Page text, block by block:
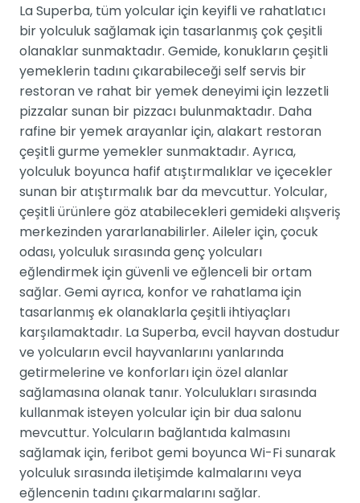
La Superba, tüm yolcular için keyifli ve rahatlatıcı
bir yolculuk sağlamak için tasarlanmış çok çeşitli
olanaklar sunmaktadır. Gemide, konukların çeşitli
yemeklerin tadını çıkarabileceği self servis bir
restoran ve rahat bir yemek deneyimi için lezzetli
pizzalar sunan bir pizzacı bulunmaktadır. Daha
rafine bir yemek arayanlar için, alakart restoran
çeşitli gurme yemekler sunmaktadır. Ayrıca,
yolculuk boyunca hafif atıştırmalıklar ve içecekler
sunan bir atıştırmalık bar da mevcuttur. Yolcular,
çeşitli ürünlere göz atabilecekleri gemideki alışveriş
merkezinden yararlanabilirler. Aileler için, çocuk
odası, yolculuk sırasında genç yolcuları
eğlendirmek için güvenli ve eğlenceli bir ortam
sağlar. Gemi ayrıca, konfor ve rahatlama için
tasarlanmış ek olanaklarla çeşitli ihtiyaçları
karşılamaktadır. La Superba, evcil hayvan dostudur
ve yolcuların evcil hayvanlarını yanlarında
getirmelerine ve konforları için özel alanlar
sağlamasına olanak tanır. Yolculukları sırasında
kullanmak isteyen yolcular için bir dua salonu
mevcuttur. Yolcuların bağlantıda kalmasını
sağlamak için, feribot gemi boyunca Wi-Fi sunarak
yolculuk sırasında iletişimde kalmalarını veya
eğlencenin tadını çıkarmalarını sağlar.